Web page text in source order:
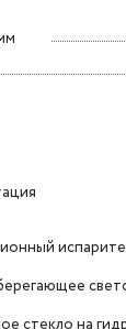
стекло на